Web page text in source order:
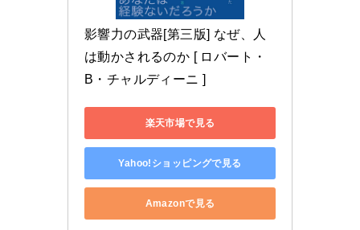
影響力の武器[第三版] なぜ、人
は動かされるのか [ ロバート・
B・チャルディーニ ]
楽天市場で見る
Yahoo!ショッピングで見る
Amazonで見る